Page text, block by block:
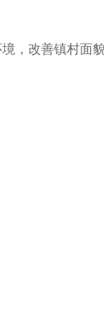
，改善镇村面